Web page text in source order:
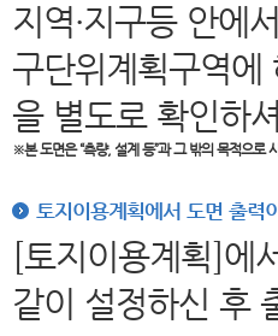
지역·지구등 안에
구단위계획구역
을 별도로 확인하
※본 도면은“측량, 설계 등”과 그 밖의 목적으로
토지이용계획에서 도면 출력
[토지이용계획]에
같이 설정하신 후